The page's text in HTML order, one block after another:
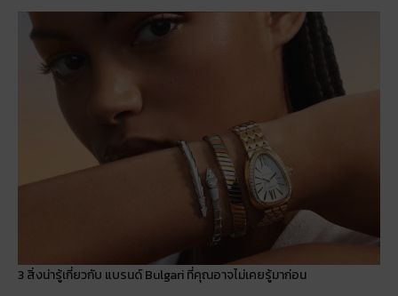
3 สิ่งน่ารู้เกี่ยวกับ แบรนด์ Bulgari ที่คุณอาจไม่เคยรู้มาก่อน